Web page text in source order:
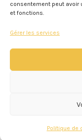
consentement peut avoir
et fonctions.
Gérer les services
Politique de
Copyright © 2026